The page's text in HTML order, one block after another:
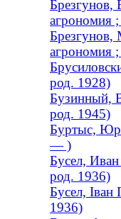
Брезгунов,
агрономия
Брезгунов,
агрономия
род. 1928)
Бузинный,
род. 1945)
Буртыс,
— )
Бусел, Иван
род. 1936)
Бусел, Іван
1936)